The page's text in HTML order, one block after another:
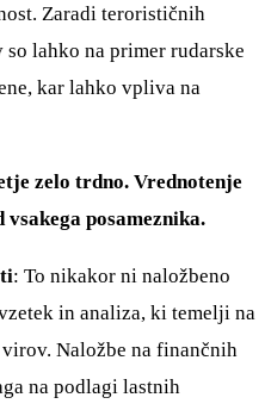
Zaradi terorističnih
lahko na primer rudarske
kar lahko vpliva na
zelo trdno. Vrednotenje
vsakega posameznika.
: To nikakor ni naložbeno
in analiza, ki temelji na
Naložbe na finančnih
na podlagi lastnih